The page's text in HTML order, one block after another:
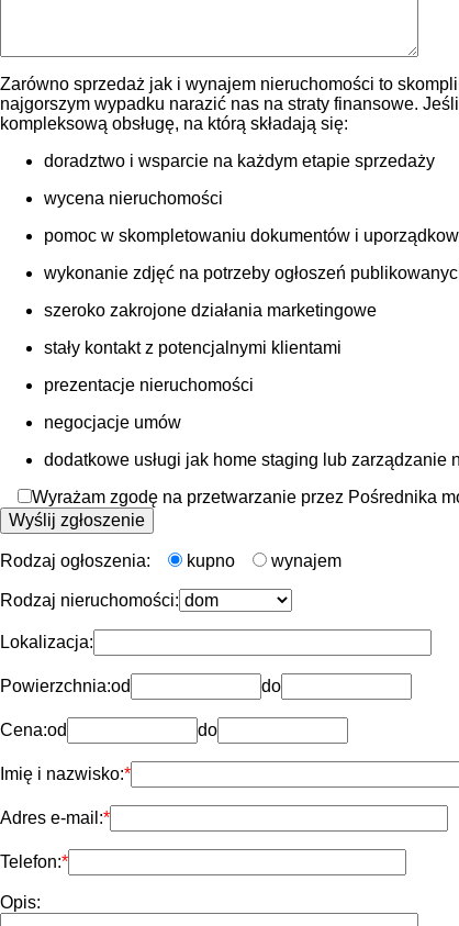
Zarówno sprzedaż jak i wynajem nieruchomości to
najgorszym wypadku narazić nas na straty finansowe.
kompleksową obsługę, na którą składają się:
doradztwo i wsparcie na każdym etapie sprzedaży
wycena nieruchomości
pomoc w skompletowaniu dokumentów i
wykonanie zdjęć na potrzeby ogłoszeń
szeroko zakrojone działania marketingowe
stały kontakt z potencjalnymi klientami
prezentacje nieruchomości
negocjacje umów
dodatkowe usługi jak home staging lub zarządzanie
Wyrażam zgodę na przetwarzanie przez Pośrednika
Rodzaj ogłoszenia: kupno wynajem
Rodzaj nieruchomości:
Lokalizacja:
Powierzchnia:od do
Cena:od do
Imię i nazwisko:
Adres e-mail:
Telefon:
Opis: